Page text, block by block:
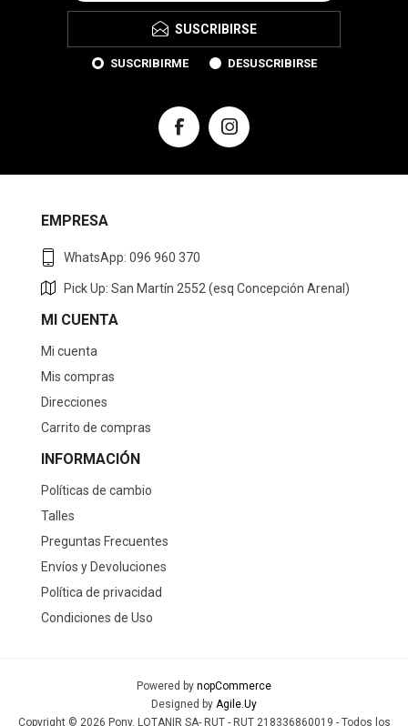
SUSCRIBIRSE
SUSCRIBIRME DESUSCRIBIRSE
EMPRESA
WhatsApp: 096 960 370
Pick Up: San Martín 2552 (esq Concepción Arenal)
MI CUENTA
Mi cuenta
Mis compras
Direcciones
Carrito de compras
INFORMACIÓN
Políticas de cambio
Talles
Preguntas Frecuentes
Envíos y Devoluciones
Política de privacidad
Condiciones de Uso
Powered by nopCommerce
Designed by Agile.Uy
Copyright © 2026 Pony. LOTANIR SA- RUT - RUT 218336860019 - Todos los